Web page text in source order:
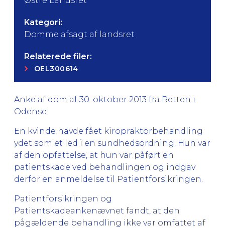
Kategori:
Domme afsagt af landsret
Relaterede filer:
OEL300614
Anke af dom af 30. oktober 2013 fra Retten i
Odense
En kvinde havde fået kiropraktorbehandling
ydet som et led i en sundhedsordning. Hun var
af den opfattelse, at hun var påført en
patientskade ved behandlingen og indgav
derfor en anmeldelse til Patientforsikringen.
Patientforsikringen og
Patientskadeankenævnet fandt, at den
pågældende behandling ikke var omfattet af